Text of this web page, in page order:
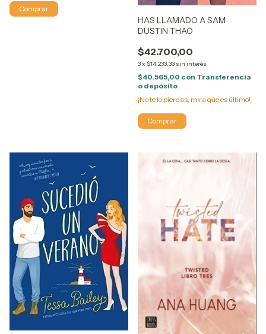
HAS LLAMADO A SAM
DUSTIN THAO
$42.700,00
3x $14.233,33 sin interés
$40.565,00 con Transferencia
o depósito
¡No te lo pierdas, mira que es último!